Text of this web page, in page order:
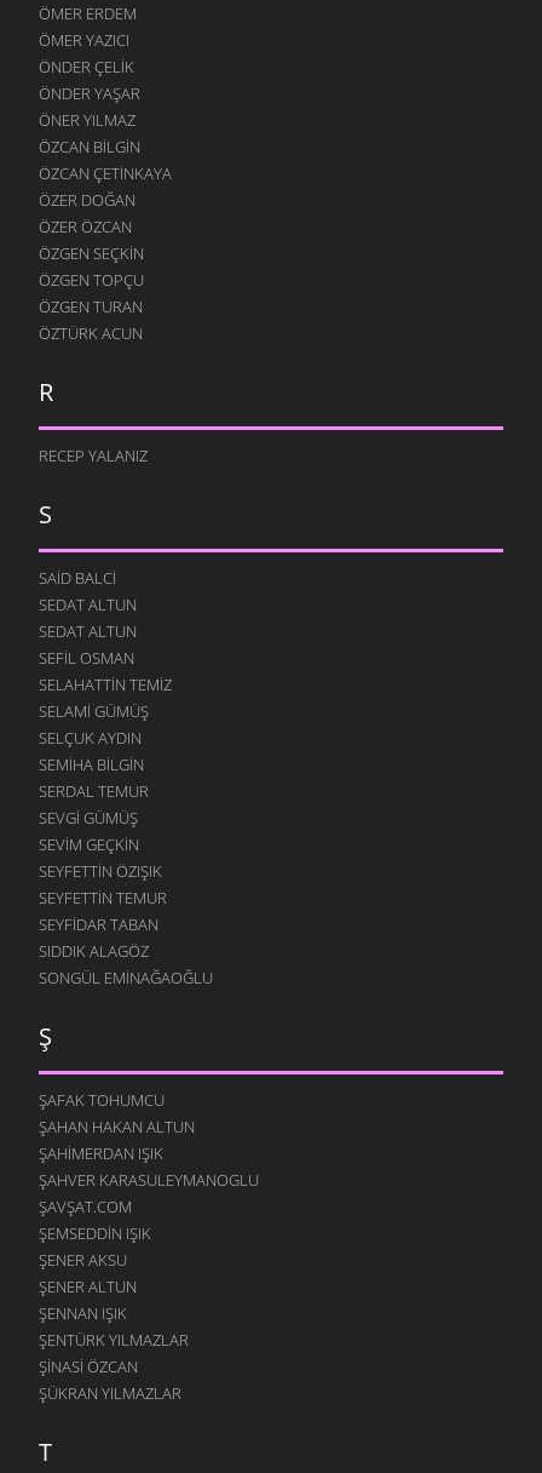
ÖMER ERDEM
ÖMER YAZICI
ÖNDER ÇELIK
ÖNDER YAŞAR
ÖNER YILMAZ
ÖZCAN BILGIN
ÖZCAN ÇETINKAYA
ÖZER DOĞAN
ÖZER ÖZCAN
ÖZGEN SEÇKIN
ÖZGEN TOPÇU
ÖZGEN TURAN
ÖZTÜRK ACUN
R
RECEP YALANIZ
S
SAID BALCI
SEDAT ALTUN
SEDAT ALTUN
SEFIL OSMAN
SELAHATTIN TEMIZ
SELAMI GÜMÜŞ
SELÇUK AYDIN
SEMIHA BILGIN
SERDAL TEMUR
SEVGI GÜMÜŞ
SEVIM GEÇKIN
SEYFETTIN ÖZIŞIK
SEYFETTIN TEMUR
SEYFIDAR TABAN
SIDDIK ALAGÖZ
SONGÜL EMINAĞAOĞLU
Ş
ŞAFAK TOHUMCU
ŞAHAN HAKAN ALTUN
ŞAHIMERDAN IŞIK
ŞAHVER KARASULEYMANOGLU
ŞAVŞAT.COM
ŞEMSEDDIN IŞIK
ŞENER AKSU
ŞENER ALTUN
ŞENNAN IŞIK
ŞENTÜRK YILMAZLAR
ŞINASI ÖZCAN
ŞÜKRAN YILMAZLAR
T